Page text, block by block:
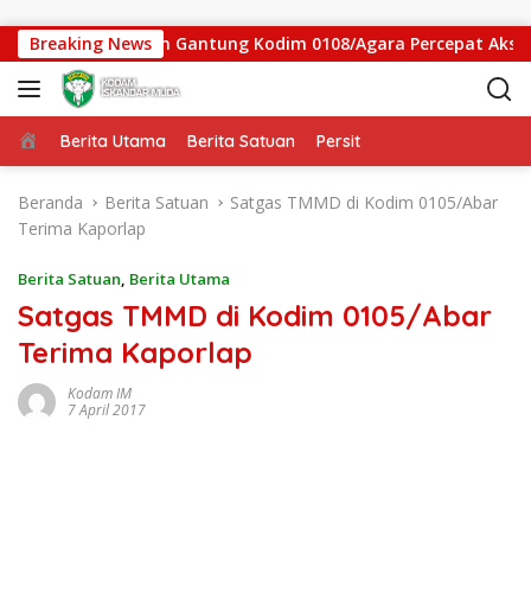
Breaking News
Jembatan Gantung Kodim 0108/Agara Percepat Akses
Beranda
Berita Utama Berita Satuan Persit
Beranda Berita Satuan
Satgas TMMD di Kodim 0105/Abar
Terima Kaporlap
Berita Satuan, Berita Utama
Satgas TMMD di Kodim 0105/Abar
Terima Kaporlap
Kodam IM
7 April 2017